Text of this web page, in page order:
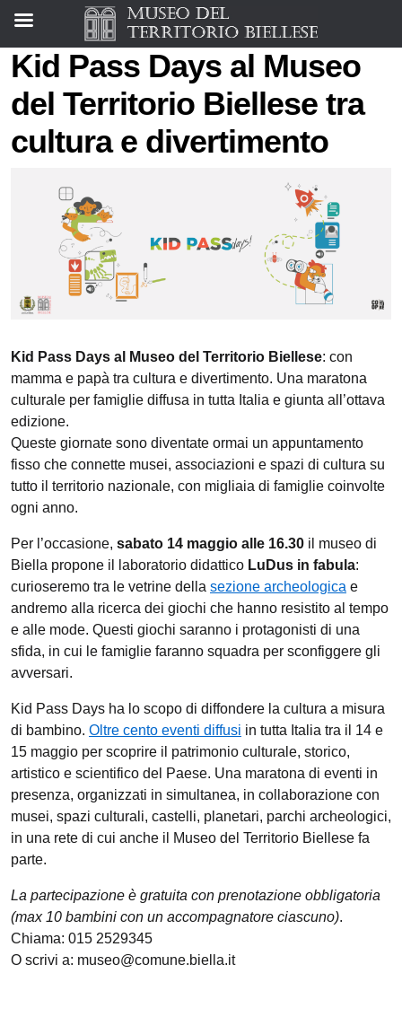
Kid Pass Days al Museo
del Territorio Biellese tra
cultura e divertimento
Kid Pass Days al Museo del Territorio Biellese: con
mamma e papà tra cultura e divertimento. Una maratona
culturale per famiglie diffusa in tutta Italia e giunta all’ottava
edizione.
Queste giornate sono diventate ormai un appuntamento
fisso che connette musei, associazioni e spazi di cultura su
tutto il territorio nazionale, con migliaia di famiglie coinvolte
ogni anno.
Per l’occasione, sabato 14 maggio alle 16.30 il museo di
Biella propone il laboratorio didattico LuDus in fabula:
curioseremo tra le vetrine della sezione archeologica e
andremo alla ricerca dei giochi che hanno resistito al tempo
e alle mode. Questi giochi saranno i protagonisti di una
sfida, in cui le famiglie faranno squadra per sconfiggere gli
avversari.
Kid Pass Days ha lo scopo di diffondere la cultura a misura
di bambino. Oltre cento eventi diffusi in tutta Italia tra il 14 e
15 maggio per scoprire il patrimonio culturale, storico,
artistico e scientifico del Paese. Una maratona di eventi in
presenza, organizzati in simultanea, in collaborazione con
musei, spazi culturali, castelli, planetari, parchi archeologici,
in una rete di cui anche il Museo del Territorio Biellese fa
parte.
La partecipazione è gratuita con prenotazione obbligatoria
(max 10 bambini con un accompagnatore ciascuno).
Chiama: 015 2529345
O scrivi a: museo@comune.biella.it